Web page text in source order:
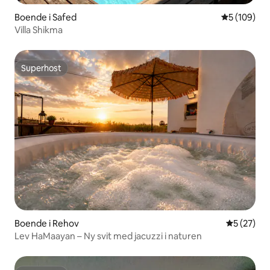
Boende i Safed 5 av 5 i
5 (109)
Villa Shikma
Superhost
Superhost
Boende i Rehov 5 av 5 i
5 (27)
Lev HaMaayan – Ny svit med jacuzzi i naturen